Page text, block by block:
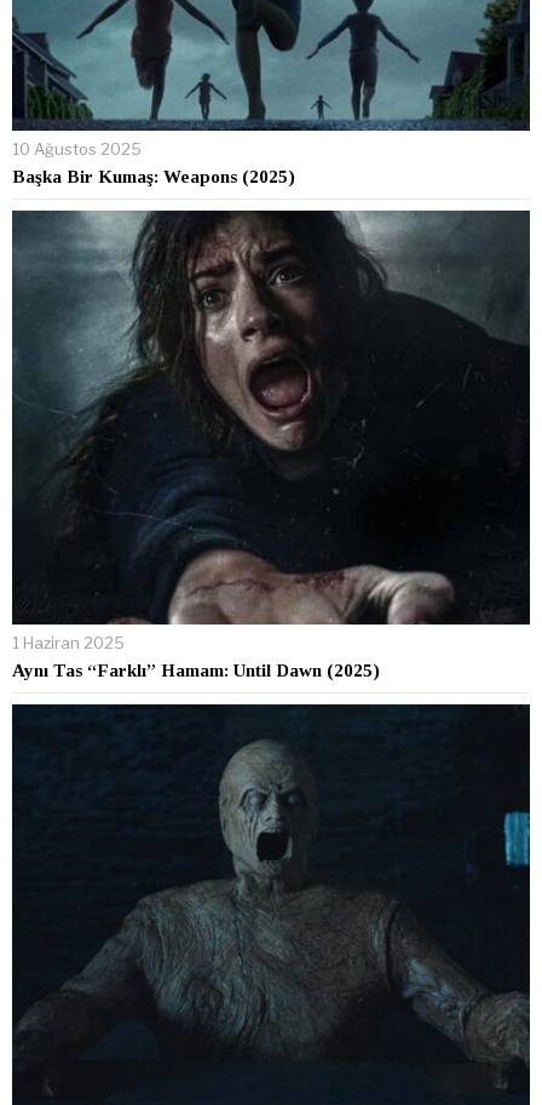
10 Ağustos 2025
Başka Bir Kumaş: Weapons (2025)
1 Haziran 2025
Aynı Tas “Farklı” Hamam: Until Dawn (2025)